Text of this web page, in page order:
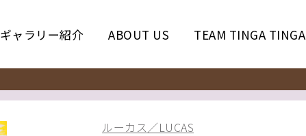
ギャラリー紹介 ABOUT US TEAM TINGA TINGA
ルーカス／LUCAS